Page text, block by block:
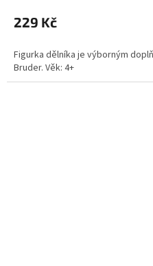
229 Kč
Figurka dělníka je výborným
Bruder. Věk: 4+